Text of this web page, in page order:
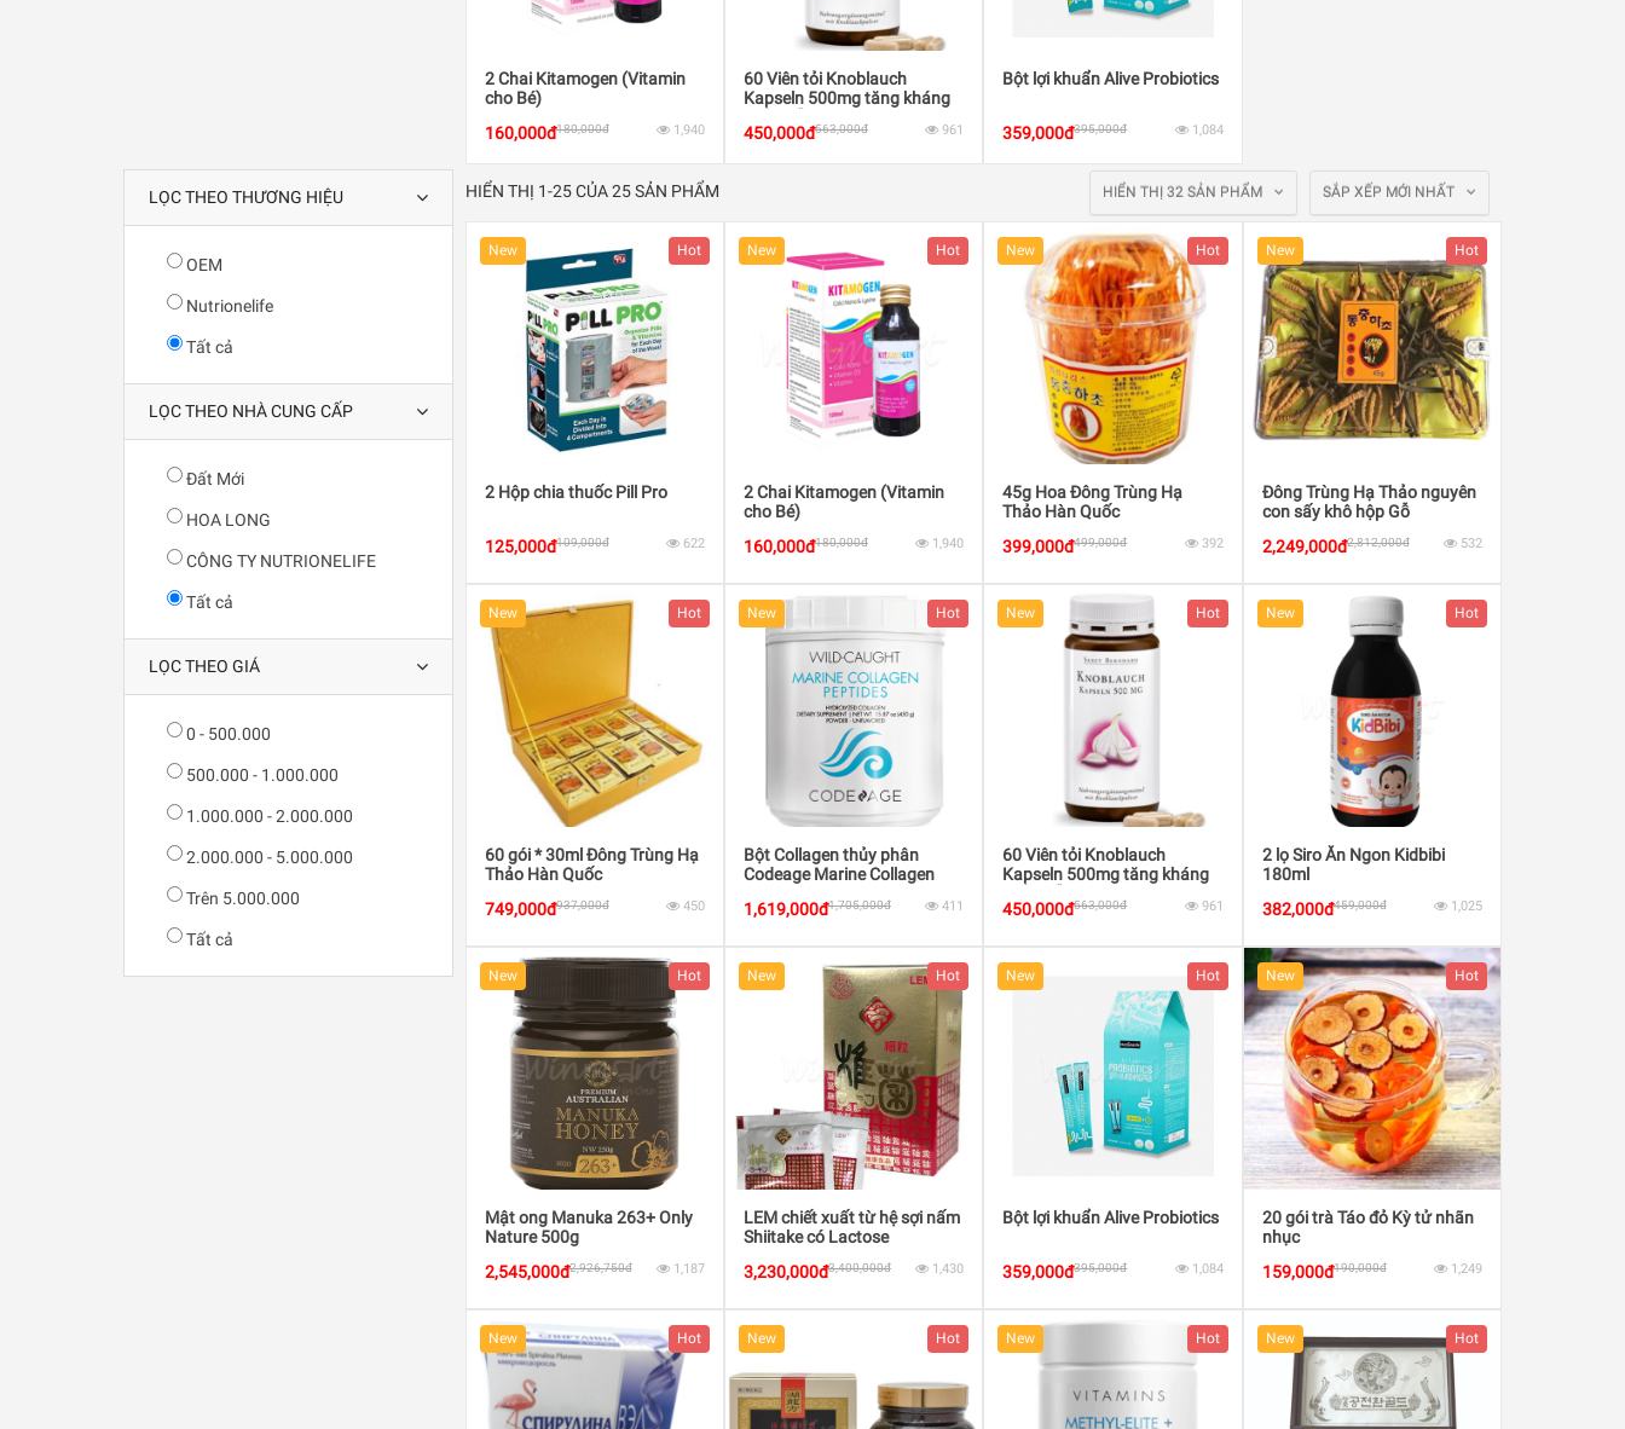
2 Chai Kitamogen (Vitamin
cho Bé)
160,000đ180,000đ 1,940
60 Viên tỏi Knoblauch
Kapseln 500mg tăng kháng
450,000đ563,000đ 961
Bột lợi khuẩn Alive Probiotics
359,000đ395,000đ 1,084
LỌC THEO THƯƠNG HIỆU
OEM
Nutrionelife
Tất cả
LỌC THEO NHÀ CUNG CẤP
Đất Mới
HOA LONG
CÔNG TY NUTRIONELIFE
Tất cả
LỌC THEO GIÁ
0 - 500.000
500.000 - 1.000.000
1.000.000 - 2.000.000
2.000.000 - 5.000.000
Trên 5.000.000
Tất cả
HIỂN THỊ 1-25 CỦA 25 SẢN PHẨM SẮP XẾP MỚI NHẤT
HIỂN THỊ 32 SẢN PHẨM
New Hot
2 Hộp chia thuốc Pill Pro
125,000đ109,000đ 622
New Hot
2 Chai Kitamogen (Vitamin
cho Bé)
160,000đ180,000đ 1,940
New Hot
45g Hoa Đông Trùng Hạ
Thảo Hàn Quốc
399,000đ499,000đ 392
New Hot
Đông Trùng Hạ Thảo nguyên
con sấy khô hộp Gỗ
2,249,000đ2,812,000đ 532
New Hot
60 gói * 30ml Đông Trùng Hạ
Thảo Hàn Quốc
749,000đ937,000đ 450
New Hot
Bột Collagen thủy phân
Codeage Marine Collagen
Serving Canister
1,619,000đ1,705,000đ 411
New Hot
60 Viên tỏi Knoblauch
Kapseln 500mg tăng kháng
450,000đ563,000đ 961
New Hot
2 lọ Siro Ăn Ngon Kidbibi
180ml
382,000đ459,000đ 1,025
New Hot
Mật ong Manuka 263+ Only
Nature 500g
2,545,000đ2,926,750đ 1,187
New Hot
LEM chiết xuất từ hệ sợi nấm
Shiitake có Lactose
3,230,000đ3,400,000đ 1,430
New Hot
Bột lợi khuẩn Alive Probiotics
359,000đ395,000đ 1,084
New Hot
20 gói trà Táo đỏ Kỳ tử nhãn
nhục
159,000đ190,000đ 1,249
New Hot New Hot New Hot New Hot